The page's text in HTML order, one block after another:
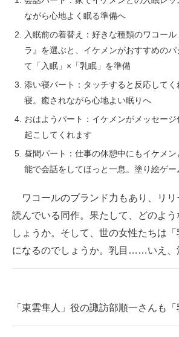
ながら心地よく眠る準備へ
入眠前の着替え：好きな種類のワコー
ラ』を選ぶと、イケメンがおすすめの
て「入眠」×「乳眠」を準備
添い寝パート：タッチすると反応して
寝。癒されながら心地よい眠りへ
おはようパート：イケメンがメッセー
起こしてくれます
昼間パート：仕事の休憩中にもイケメ
能で会話をしてほっと一息。塗り絵ゲー
ワコールのブランド力もあり、リリ
読んでいる同作。果たして、どのよ
しょうか。そして、世の女性たちは「
になるのでしょうか。乳目……いえ、
「東雲隼人」役の諏訪部順一さんも